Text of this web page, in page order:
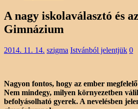
A nagy iskolaválasztó és
Gimnázium
2014. 11. 14. szigma Istvánból jelentjük 0
Nagyon fontos, hogy az ember
Nem mindegy, milyen környezetben
befolyásolható gyerek. A nevelésben